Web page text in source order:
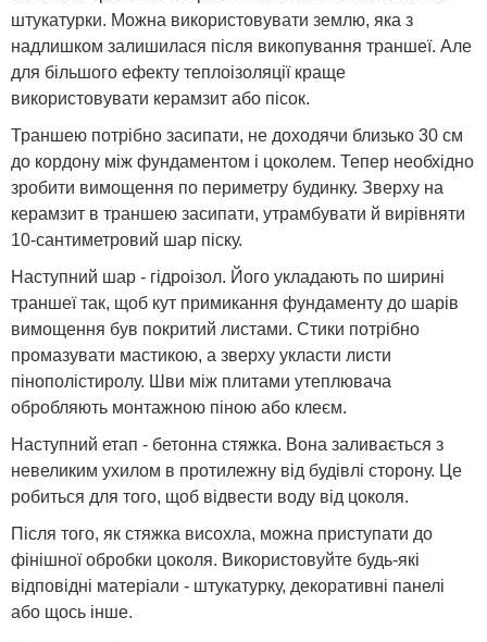
штукатурки. Можна використовувати землю, яка з
надлишком залишилася після викопування траншеї. Але
для більшого ефекту теплоізоляції краще
використовувати керамзит або пісок.
Траншею потрібно засипати, не доходячи близько 30 см
до кордону між фундаментом і цоколем. Тепер необхідно
зробити вимощення по периметру будинку. Зверху на
керамзит в траншею засипати, утрамбувати й вирівняти
10-сантиметровий шар піску.
Наступний шар - гідроізол. Його укладають по ширині
траншеї так, щоб кут примикання фундаменту до шарів
вимощення був покритий листами. Стики потрібно
промазувати мастикою, а зверху укласти листи
пінополістиролу. Шви між плитами утеплювача
обробляють монтажною піною або клеєм.
Наступний етап - бетонна стяжка. Вона заливається з
невеликим ухилом в протилежну від будівлі сторону. Це
робиться для того, щоб відвести воду від цоколя.
Після того, як стяжка висохла, можна приступати до
фінішної обробки цоколя. Використовуйте будь-які
відповідні матеріали - штукатурку, декоративні панелі
або щось інше.